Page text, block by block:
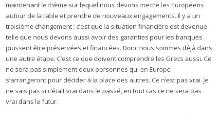
maintenant le thème sur lequel nous devons mettre les Européens
autour de la table et prendre de nouveaux engagements. Il y a un
troisième changement : c’est que la situation financière est devenue
telle que nous devons aussi avoir des garanties pour les banques
puissent être préservées et financées. Donc nous sommes déjà dans
une autre étape. C’est ce que doivent comprendre les Grecs aussi. Ce
ne sera pas simplement deux personnes qui en Europe
s’arrangeront pour décider à la place des autres. Ce n’est pas vrai. Je
ne sais pas si c’était vrai dans le passé, en tout cas ce ne sera pas
vrai dans le futur.